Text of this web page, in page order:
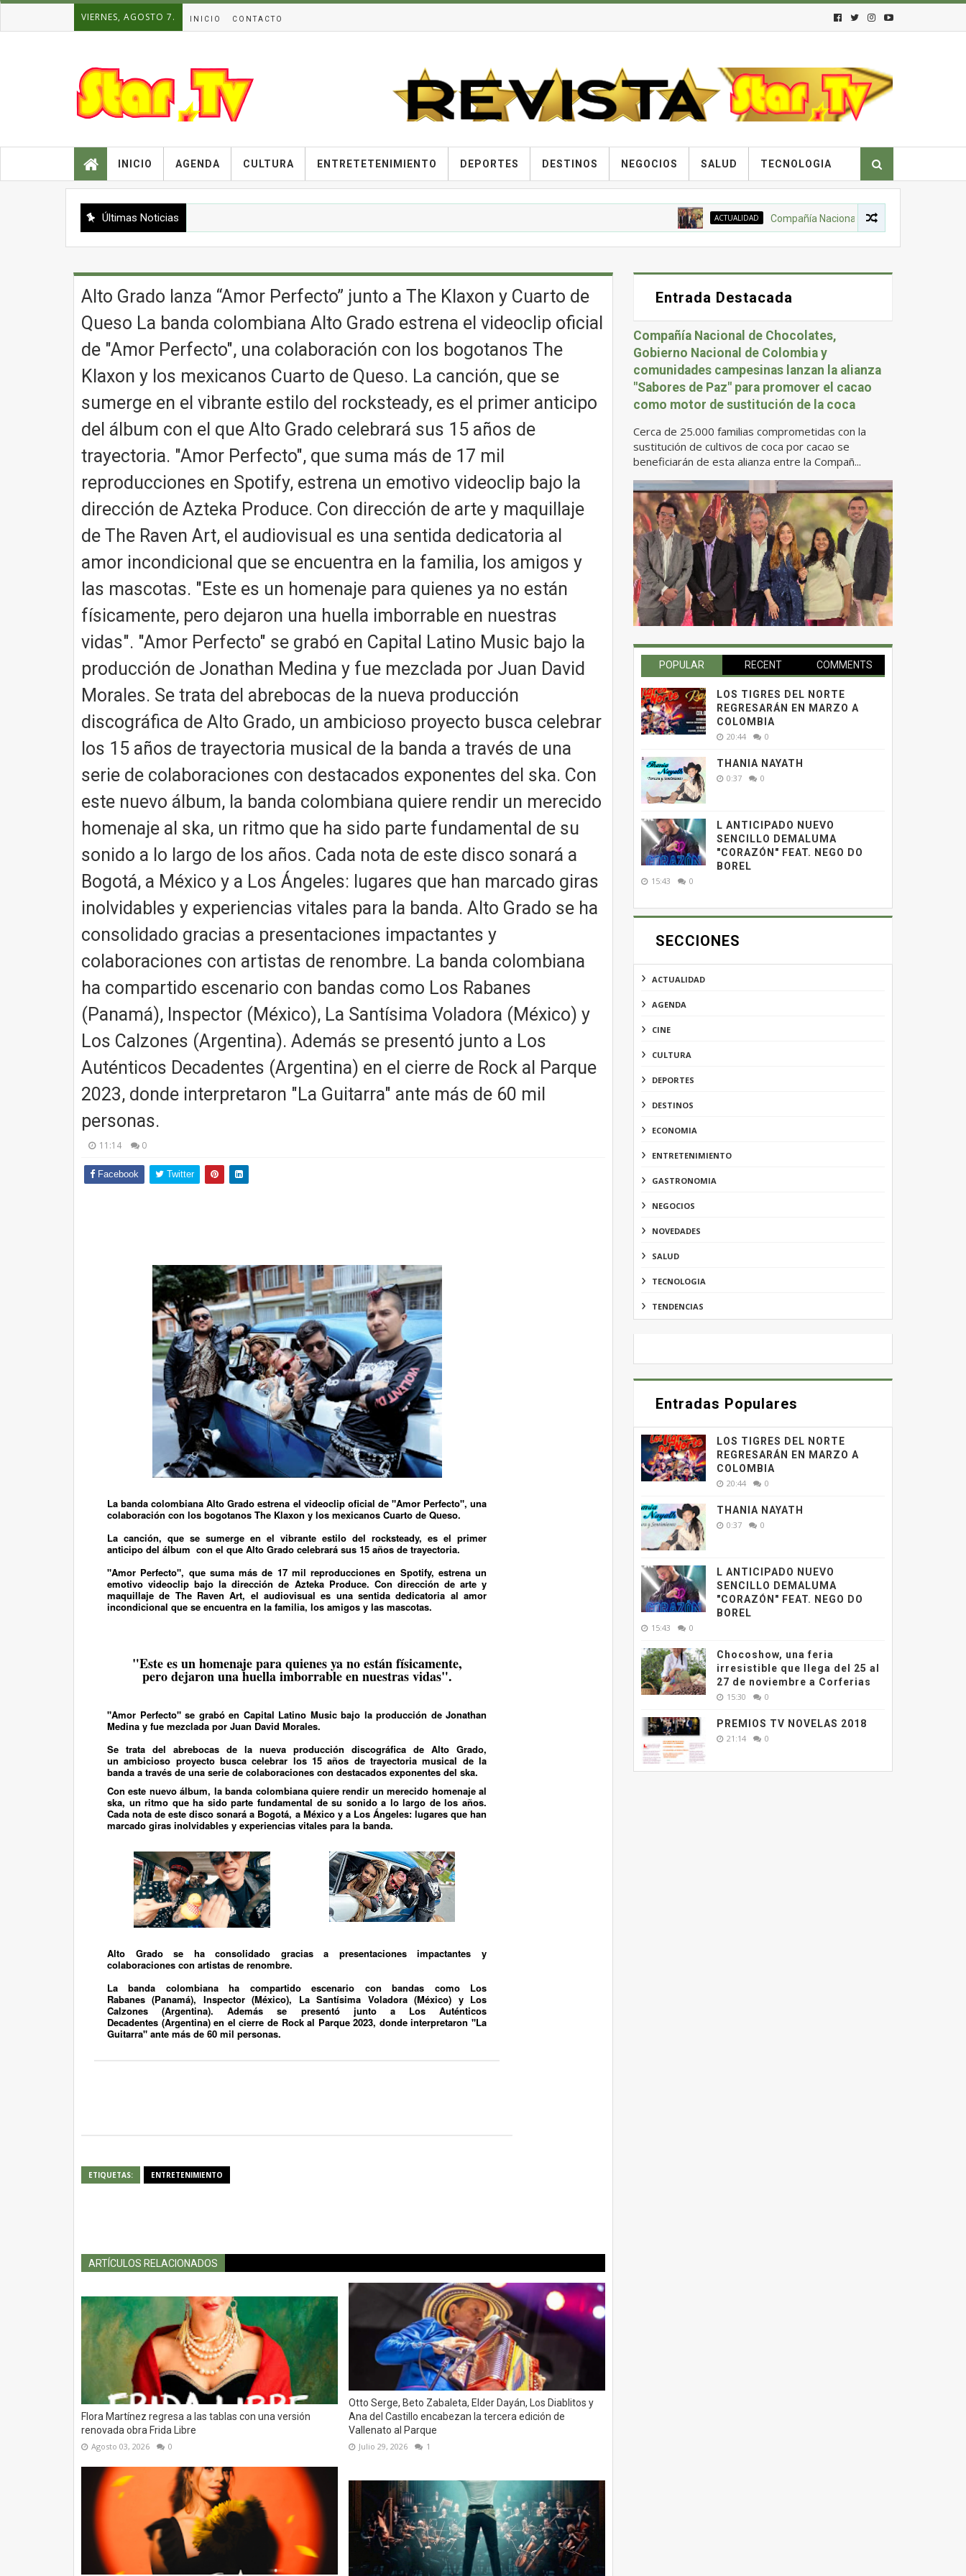
VIERNES, AGOSTO 7. INICIO CONTACTO
INICIO AGENDA CULTURA ENTRETETENIMIENTO DEPORTES DESTINOS NEGOCIOS SALUD TECNOLOGIA
Últimas Noticias ACTUALIDAD Compañía Nacional de Chocolates, Gobierno
Alto Grado lanza “Amor Perfecto” junto a The Klaxon y Cuarto de
Queso La banda colombiana Alto Grado estrena el videoclip oficial
de "Amor Perfecto", una colaboración con los bogotanos The
Klaxon y los mexicanos Cuarto de Queso. La canción, que se
sumerge en el vibrante estilo del rocksteady, es el primer anticipo
del álbum con el que Alto Grado celebrará sus 15 años de
trayectoria. "Amor Perfecto", que suma más de 17 mil
reproducciones en Spotify, estrena un emotivo videoclip bajo la
dirección de Azteka Produce. Con dirección de arte y maquillaje
de The Raven Art, el audiovisual es una sentida dedicatoria al
amor incondicional que se encuentra en la familia, los amigos y
las mascotas. "Este es un homenaje para quienes ya no están
físicamente, pero dejaron una huella imborrable en nuestras
vidas". "Amor Perfecto" se grabó en Capital Latino Music bajo la
producción de Jonathan Medina y fue mezclada por Juan David
Morales. Se trata del abrebocas de la nueva producción
discográfica de Alto Grado, un ambicioso proyecto busca celebrar
los 15 años de trayectoria musical de la banda a través de una
serie de colaboraciones con destacados exponentes del ska. Con
este nuevo álbum, la banda colombiana quiere rendir un merecido
homenaje al ska, un ritmo que ha sido parte fundamental de su
sonido a lo largo de los años. Cada nota de este disco sonará a
Bogotá, a México y a Los Ángeles: lugares que han marcado giras
inolvidables y experiencias vitales para la banda. Alto Grado se ha
consolidado gracias a presentaciones impactantes y
colaboraciones con artistas de renombre. La banda colombiana
ha compartido escenario con bandas como Los Rabanes
(Panamá), Inspector (México), La Santísima Voladora (México) y
Los Calzones (Argentina). Además se presentó junto a Los
Auténticos Decadentes (Argentina) en el cierre de Rock al Parque
2023, donde interpretaron "La Guitarra" ante más de 60 mil
personas.
11:14 0
Facebook Twitter
La banda colombianaAlto Grado estrena el videoclip oficial de "Amor Perfecto", una
colaboración con los bogotanos The Klaxon y los mexicanos Cuarto de Queso.
La canción, que se sumerge en el vibrante estilo del rocksteady, es el primer
anticipo del álbum con el que Alto Grado celebrará sus 15 años de trayectoria.
"Amor Perfecto", que suma más de 17 mil reproducciones en Spotify, estrena un
emotivo videoclip bajo la dirección de Azteka Produce. Con dirección de arte y
maquillaje de The Raven Art, el audiovisual es una sentida dedicatoria al amor
incondicional que se encuentra en la familia, los amigos y las mascotas.
"Este es un homenaje para quienes ya no están físicamente,
pero dejaron una huella imborrable en nuestras vidas".
"Amor Perfecto" se grabó en Capital Latino Musicbajo la producción de Jonathan
Medina y fue mezclada por Juan David Morales.
Se trata del abrebocas de la nueva producción discográfica de Alto Grado,
un ambicioso proyecto busca celebrar los 15 años de trayectoria musical de la
banda a través de una serie de colaboraciones con destacados exponentes del ska.
Con este nuevo álbum, la banda colombiana quiere rendir un merecido homenaje al
ska, un ritmo que ha sido parte fundamental de su sonido a lo largo de los años.
Cada nota de este disco sonará a Bogotá, a México y a Los Ángeles: lugares que han
marcado giras inolvidables y experiencias vitales para la banda.
Alto Gradose ha consolidado gracias a presentaciones impactantes y
colaboraciones con artistas de renombre.
La banda colombiana ha compartido escenario con bandas comoLos
Rabanes (Panamá), Inspector(México), La Santísima Voladora(México) y Los
Calzones (Argentina). Además se presentó junto a Los Auténticos
Decadentes (Argentina) en el cierre de Rock al Parque 2023, donde interpretaron "La
Guitarra" ante más de 60 mil personas.
ETIQUETAS: ENTRETENIMIENTO
ARTÍCULOS RELACIONADOS
Flora Martínez regresa a las tablas con una versión
renovada obra Frida Libre
Agosto 03, 2026 0
Otto Serge, Beto Zabaleta, Elder Dayán, Los Diablitos y
Ana del Castillo encabezan la tercera edición de
Vallenato al Parque
Julio 29, 2026 1
Entrada Destacada
Compañía Nacional de Chocolates,
Gobierno Nacional de Colombia y
comunidades campesinas lanzan la alianza
"Sabores de Paz" para promover el cacao
como motor de sustitución de la coca
Cerca de 25.000 familias comprometidas con la
sustitución de cultivos de coca por cacao se
beneficiarán de esta alianza entre la Compañ...
POPULAR RECENT COMMENTS
LOS TIGRES DEL NORTE
REGRESARÁN EN MARZO A
COLOMBIA
20:44 0
THANIA NAYATH
0:37 0
L ANTICIPADO NUEVO
SENCILLO DEMALUMA
"CORAZÓN" FEAT. NEGO DO
BOREL
15:43 0
SECCIONES
ACTUALIDAD
AGENDA
CINE
CULTURA
DEPORTES
DESTINOS
ECONOMIA
ENTRETENIMIENTO
GASTRONOMIA
NEGOCIOS
NOVEDADES
SALUD
TECNOLOGIA
TENDENCIAS
Entradas Populares
LOS TIGRES DEL NORTE
REGRESARÁN EN MARZO A
COLOMBIA
20:44 0
THANIA NAYATH
0:37 0
L ANTICIPADO NUEVO
SENCILLO DEMALUMA
"CORAZÓN" FEAT. NEGO DO
BOREL
15:43 0
Chocoshow, una feria
irresistible que llega del 25 al
27 de noviembre a Corferias
15:30 0
PREMIOS TV NOVELAS 2018
21:14 0